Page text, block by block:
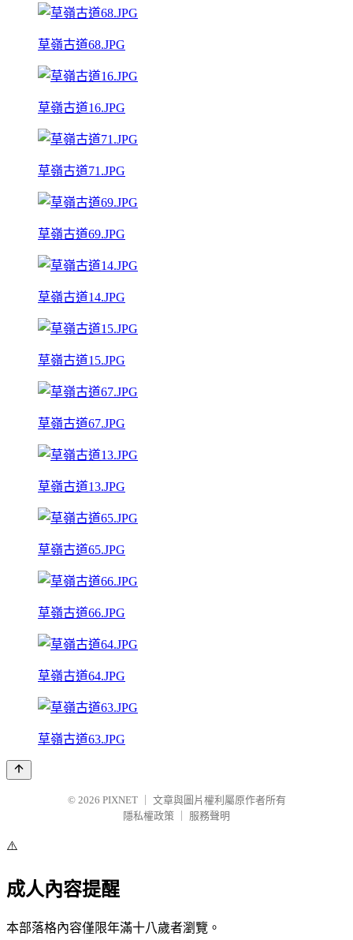
草嶺古道68.JPG
草嶺古道16.JPG
草嶺古道71.JPG
草嶺古道69.JPG
草嶺古道14.JPG
草嶺古道15.JPG
草嶺古道67.JPG
草嶺古道13.JPG
草嶺古道65.JPG
草嶺古道66.JPG
草嶺古道64.JPG
草嶺古道63.JPG
© 2026 PIXNET
文章與圖片權利屬原作者所有
隱私權政策
服務聲明
⚠️
成人內容提醒
本部落格內容僅限年滿十八歲者瀏覽。